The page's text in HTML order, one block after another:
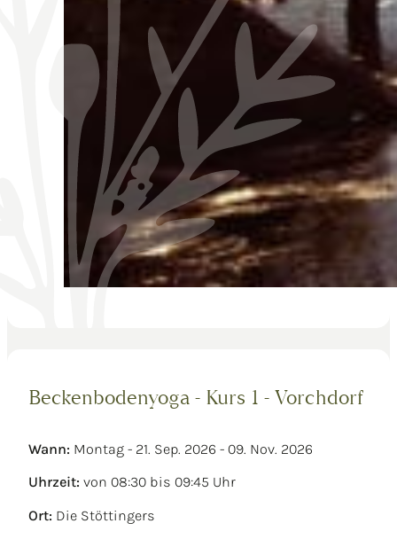
Beckenbodenyoga - Kurs 1 - Vorchdorf
Wann: Montag - 21. Sep. 2026 - 09. Nov. 2026
Uhrzeit: von 08:30 bis 09:45 Uhr
Ort: Die Stöttingers